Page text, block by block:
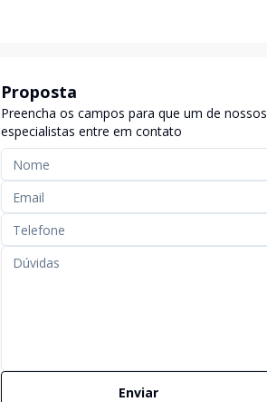
Proposta
Preencha os campos para que um de nossos
especialistas entre em contato
Enviar